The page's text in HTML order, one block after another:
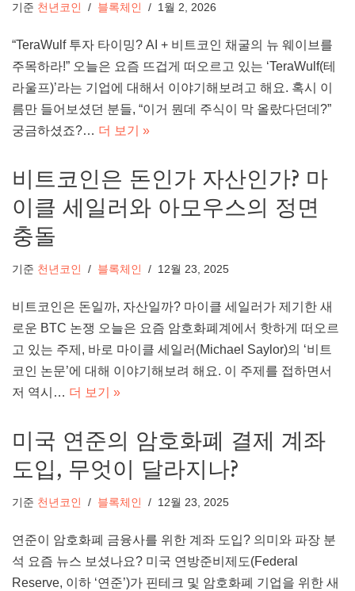
기준 천년코인 블록체인 1월 2, 2026
“TeraWulf 투자 타이밍? AI + 비트코인 채굴의 뉴 웨이브를
주목하라!” 오늘은 요즘 뜨겁게 떠오르고 있는 ‘TeraWulf(테
라울프)’라는 기업에 대해서 이야기해보려고 해요. 혹시 이
름만 들어보셨던 분들, “이거 뭔데 주식이 막 올랐다던데?”
궁금하셨죠?… 더 보기 »
비트코인은 돈인가 자산인가? 마
이클 세일러와 아모우스의 정면
충돌
기준 천년코인 블록체인 12월 23, 2025
비트코인은 돈일까, 자산일까? 마이클 세일러가 제기한 새
로운 BTC 논쟁 오늘은 요즘 암호화폐계에서 핫하게 떠오르
고 있는 주제, 바로 마이클 세일러(Michael Saylor)의 ‘비트
코인 논문’에 대해 이야기해보려 해요. 이 주제를 접하면서
저 역시… 더 보기 »
미국 연준의 암호화폐 결제 계좌
도입, 무엇이 달라지나?
기준 천년코인 블록체인 12월 23, 2025
연준이 암호화폐 금융사를 위한 계좌 도입? 의미와 파장 분
석 요즘 뉴스 보셨나요? 미국 연방준비제도(Federal
Reserve, 이하 ‘연준’)가 핀테크 및 암호화폐 기업을 위한 새